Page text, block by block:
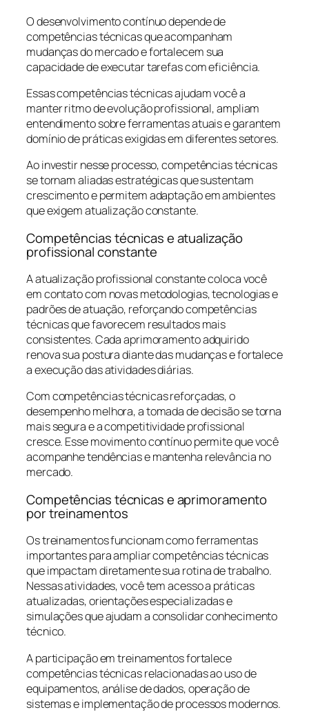
O desenvolvimento contínuo depende de
competências técnicas que acompanham
mudanças do mercado e fortalecem sua
capacidade de executar tarefas com eficiência.
Essas competências técnicas ajudam você a
manter ritmo de evolução profissional, ampliam
entendimento sobre ferramentas atuais e garantem
domínio de práticas exigidas em diferentes setores.
Ao investir nesse processo, competências técnicas
se tornam aliadas estratégicas que sustentam
crescimento e permitem adaptação em ambientes
que exigem atualização constante.
Competências técnicas e atualização
profissional constante
A atualização profissional constante coloca você
em contato com novas metodologias, tecnologias e
padrões de atuação, reforçando competências
técnicas que favorecem resultados mais
consistentes. Cada aprimoramento adquirido
renova sua postura diante das mudanças e fortalece
a execução das atividades diárias.
Com competências técnicas reforçadas, o
desempenho melhora, a tomada de decisão se torna
mais segura e a competitividade profissional
cresce. Esse movimento contínuo permite que você
acompanhe tendências e mantenha relevância no
mercado.
Competências técnicas e aprimoramento
por treinamentos
Os treinamentos funcionam como ferramentas
importantes para ampliar competências técnicas
que impactam diretamente sua rotina de trabalho.
Nessas atividades, você tem acesso a práticas
atualizadas, orientações especializadas e
simulações que ajudam a consolidar conhecimento
técnico.
A participação em treinamentos fortalece
competências técnicas relacionadas ao uso de
equipamentos, análise de dados, operação de
sistemas e implementação de processos modernos.